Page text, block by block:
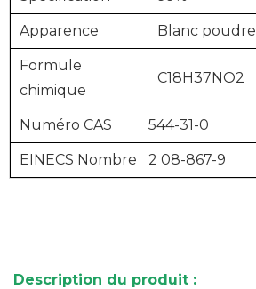
Apparence Blanc poudre
Formule
chimique
C18H37NO2
Numéro CAS 544-31-0
EINECS Nombre
2 08-867-9
Description du produit :